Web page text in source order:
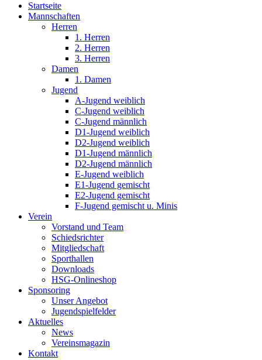
Startseite
Mannschaften
Herren
1. Herren
2. Herren
3. Herren
Damen
1. Damen
Jugend
A-Jugend weiblich
C-Jugend weiblich
C-Jugend männlich
D1-Jugend weiblich
D2-Jugend weiblich
D1-Jugend männlich
D2-Jugend männlich
E-Jugend weiblich
E1-Jugend gemischt
E2-Jugend gemischt
F-Jugend gemischt u. Minis
Verein
Vorstand und Team
Schiedsrichter
Mitgliedschaft
Sporthallen
Downloads
HSG-Onlineshop
Sponsoring
Unser Angebot
Jugendspielfelder
Aktuelles
News
Vereinsmagazin
Kontakt